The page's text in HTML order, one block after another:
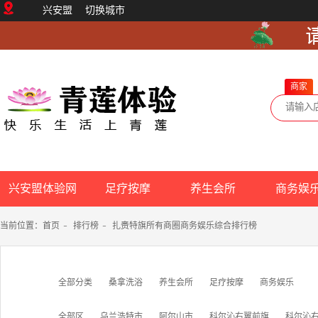
兴安盟 切换城市
商家
兴安盟体验网 足疗按摩 养生会所 商务娱
当前位置： 首页 - 排行榜 - 扎赉特旗所有商圈商务娱乐综合排行榜
全部分类 桑拿洗浴 养生会所 足疗按摩 商务娱乐